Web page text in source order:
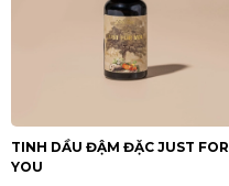
TINH DẦU ĐẬM ĐẶC JUST FOR
YOU